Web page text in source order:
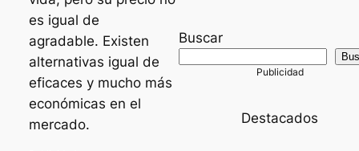
es igual de
agradable. Existen
alternativas igual de
eficaces y mucho más
económicas en el
mercado.
Buscar
Destacados